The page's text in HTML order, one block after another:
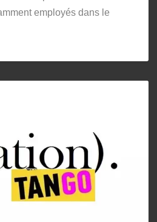
employés dans le